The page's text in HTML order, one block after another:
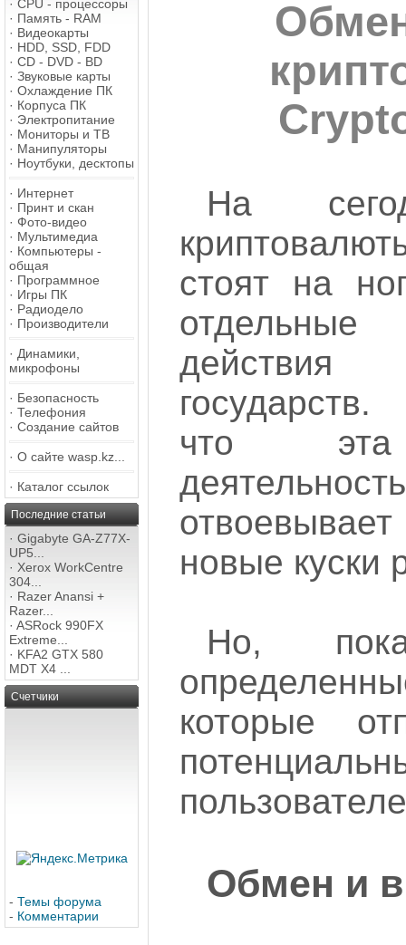
· CPU - процессоры
· Память - RAM
· Видеокарты
· HDD, SSD, FDD
· CD - DVD - BD
· Звуковые карты
· Охлаждение ПК
· Корпуса ПК
· Электропитание
· Мониторы и ТВ
· Манипуляторы
· Ноутбуки, десктопы
· Интернет
· Принт и скан
· Фото-видео
· Мультимедиа
· Компьютеры -
общая
· Программное
· Игры ПК
· Радиодело
· Производители
· Динамики,
микрофоны
· Безопасность
· Телефония
· Создание сайтов
· О сайте wasp.kz...
· Каталог ссылок
Последние статьи
· Gigabyte GA-Z77X-
UP5...
· Xerox WorkCentre
304...
· Razer Anansi +
Razer...
· ASRock 990FX
Extreme...
· KFA2 GTX 580
MDT X4 ...
Счетчики
- Темы форума
- Комментарии
На
стоят на
что эта
новые куски
Но,
которые
Обмен и